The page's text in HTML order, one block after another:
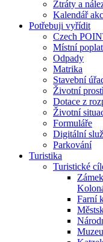
Ztráty a
Kalendář
Potřebuji vyřídit
Czech
Místní
Odpady
Matrika
Stavební
Životní
Dotace z
Životní
Formuláře
Digitální
Parkování
Turistika
Turistické
Farní